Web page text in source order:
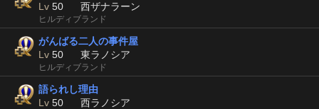
Lv 50 西ザナラーン
ヒルディブランド
がんばる二人の事件屋
Lv 50 東ラノシア
ヒルディブランド
語られし理由
Lv 50 西ラノシア